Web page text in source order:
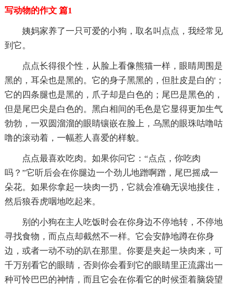
写动物的作文 篇1
姨妈家养了一只可爱的小狗，取名叫点点，我经常见
到它。
点点长得很个性，从脸上看像熊猫一样，眼睛周围是
黑的，耳朵也是黑的。它的身子黑黑的，但肚皮是白的'；
它的四条腿也是黑的，爪子却是白色的；尾巴是黑色的，
但是尾巴尖是白色的。黑白相间的毛色是它显得更加生气
勃勃，一双圆溜溜的眼睛镶嵌在脸上，乌黑的眼珠咕噜咕
噜的滚动着，一幅惹人喜爱的样貌。
点点最喜欢吃肉。如果你问它：“点点，你吃肉
吗？”它听后会在你腿边一个劲儿地蹭啊蹭，尾巴摇成一
朵花。如果你拿起一块肉一扔，它就会准确无误地接住，
然后狼吞虎咽地吃起来。
别的小狗在主人吃饭时会在你身边不停地转，不停地
寻找食物，而点点却截然不一样。它会安静地蹲在你身
边，或者一动不动的趴在那里。你要是夹起一块肉来，可
千万别看它的眼睛，否则你会看到它的眼睛里正流露出一
种可怜巴巴的神情，而且它会在你看它的时候歪着脑袋望